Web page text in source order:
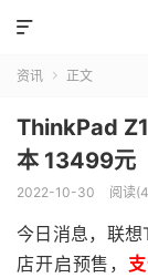

资讯  正文
ThinkPad
本 13499元
2022-10-30 阅读
今日消息，联
店开启预售，